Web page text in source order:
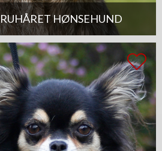
RUHÅRET HØNSEHUND